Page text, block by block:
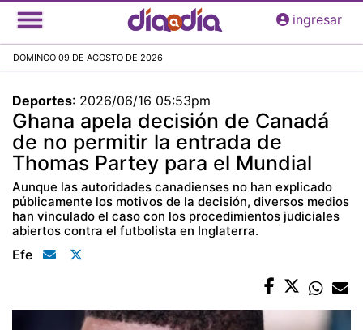
Pasar
al
principal
ingresar
DOMINGO 09 DE AGOSTO DE 2026
Deportes: 2026/06/16 05:53pm
Ghana apela decisión de Canadá
de no permitir la entrada de
Thomas Partey para el Mundial
Aunque las autoridades canadienses no han explicado
públicamente los motivos de la decisión, diversos medios
han vinculado el caso con los procedimientos judiciales
abiertos contra el futbolista en Inglaterra.
Efe